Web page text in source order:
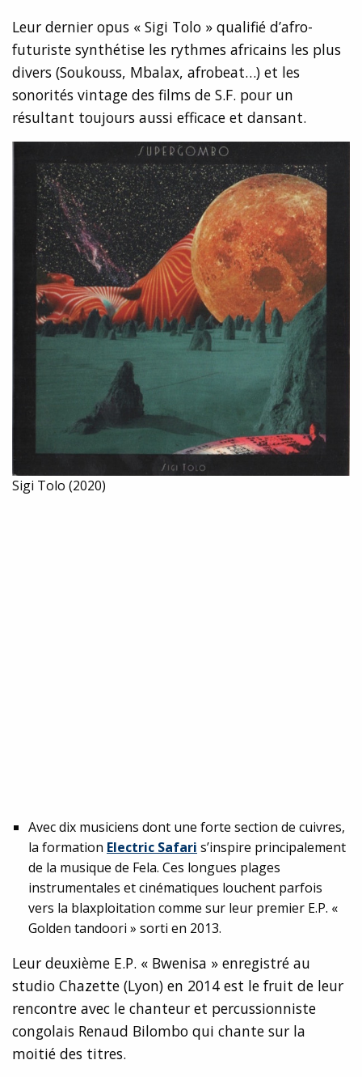
Leur dernier opus « Sigi Tolo » qualifié d’afro-
futuriste synthétise les rythmes africains les plus
divers (Soukouss, Mbalax, afrobeat…) et les
sonorités vintage des films de S.F. pour un
résultant toujours aussi efficace et dansant.
Sigi Tolo (2020)
Avec dix musiciens dont une forte section de cuivres,
la formation Electric Safari s’inspire principalement
de la musique de Fela. Ces longues plages
instrumentales et cinématiques louchent parfois
vers la blaxploitation comme sur leur premier E.P. «
Golden tandoori » sorti en 2013.
Leur deuxième E.P. « Bwenisa » enregistré au
studio Chazette (Lyon) en 2014 est le fruit de leur
rencontre avec le chanteur et percussionniste
congolais Renaud Bilombo qui chante sur la
moitié des titres.